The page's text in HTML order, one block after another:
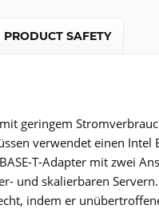
PRODUCT SAFETY
geringem
verwendet einen
T-Adapter mit zwei
und skalierbaren
indem er